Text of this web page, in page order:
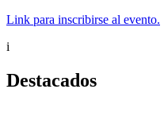
Link para inscribirse al evento.
i
Destacados